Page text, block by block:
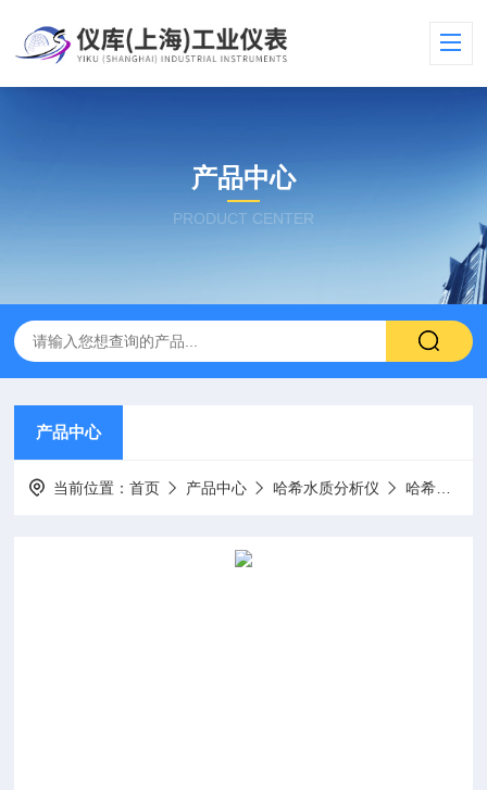
产品中心
PRODUCT CENTER
产品中心
当前位置：首页 产品中心 哈希水质分析仪 哈希浊度仪